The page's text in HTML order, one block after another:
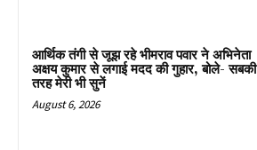
आर्थिक तंगी से जूझ रहे भीमराव पवार ने अभिनेता
अक्षय कुमार से लगाई मदद की गुहार, बोले- सबकी
तरह मेरी भी सुनें
August 6, 2026